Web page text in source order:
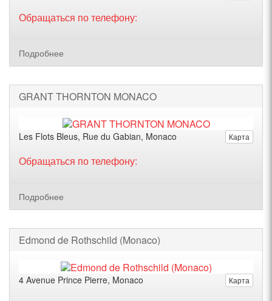
Обращаться по телефону:
Подробнее
GRANT THORNTON MONACO
Карта
Les Flots Bleus, Rue du Gabian, Monaco
Обращаться по телефону:
Подробнее
Edmond de Rothschild (Monaco)
Карта
4 Avenue Prince Pierre, Monaco